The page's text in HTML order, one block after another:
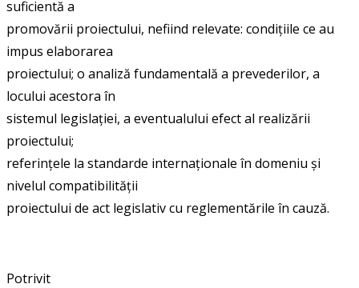
suficientă a
promovării proiectului, nefiind relevate: condițiile ce au
impus elaborarea
proiectului; o analiză fundamentală a prevederilor, a
locului acestora în
sistemul legislației, a eventualului efect al realizării
proiectului;
referințele la standarde internaționale în domeniu și
nivelul compatibilității
proiectului de act legislativ cu reglementările în cauză.
Potrivit